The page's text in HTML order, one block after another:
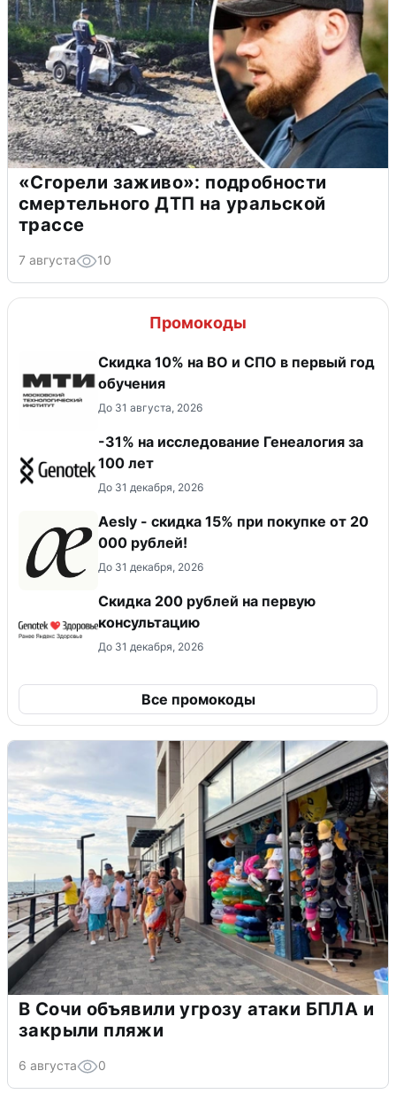
«Сгорели заживо»: подробности
смертельного ДТП на уральской
трассе
7 августа 10
Промокоды
Скидка 10% на ВО и СПО в первый год
обучения
До 31 августа, 2026
-31% на исследование Генеалогия за
100 лет
До 31 декабря, 2026
Aesly - скидка 15% при покупке от 20
000 рублей!
До 31 декабря, 2026
Скидка 200 рублей на первую
консультацию
До 31 декабря, 2026
Все промокоды
В Сочи объявили угрозу атаки БПЛА и
закрыли пляжи
6 августа 0